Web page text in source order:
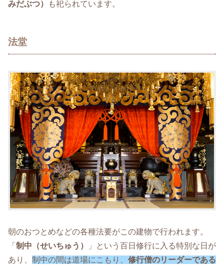
みだぶつ）
も祀られています。
法堂
朝のおつとめなどの各種法要がこの建物で行われます。
「 制中（せいちゅう）
」という百日修行に入る特別な日が
あり、 制中の間は道場にこもり、 修行僧のリーダーである